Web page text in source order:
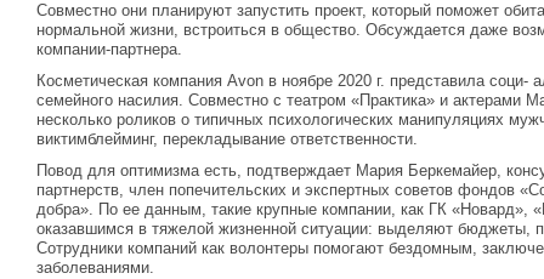
Совместно они планируют запустить проект, который поможет
нормальной жизни, встроиться в общество. Обсуждается даже
компании-партнера.
Косметическая компания Avon в ноябре 2020 г. представила соци-
семейного насилия. Совместно с театром «Практика» и актерами
несколько роликов о типичных психологических манипуляциях
виктимблейминг, перекладывание ответственности.
Повод для оптимизма есть, подтверждает Мария Беркемайер,
партнерств, член попечительских и экспертных советов фондов
добра». По ее данным, такие крупные компании, как ГК
оказавшимся в тяжелой жизненной ситуации: выделяют бюджеты,
Сотрудники компаний как волонтеры помогают бездомным,
заболеваниями.